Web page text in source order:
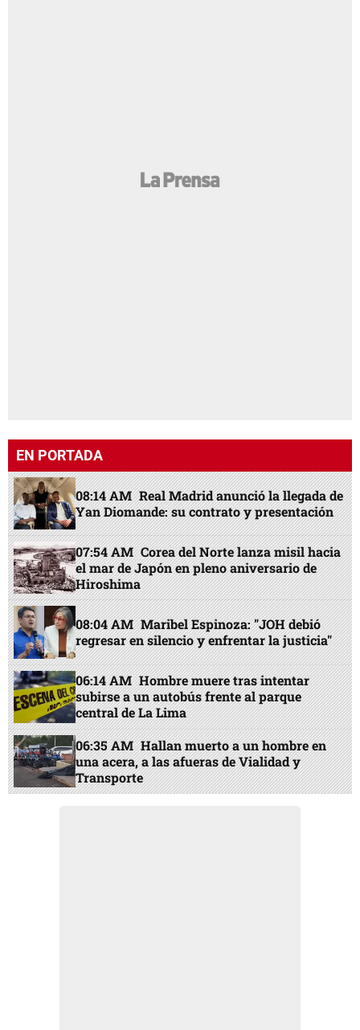
EN PORTADA
08:14 AM Real Madrid anunció la llegada de
Yan Diomande: su contrato y presentación
07:54 AM Corea del Norte lanza misil hacia
el mar de Japón en pleno aniversario de
Hiroshima
08:04 AM Maribel Espinoza: "JOH debió
regresar en silencio y enfrentar la justicia"
06:14 AM Hombre muere tras intentar
subirse a un autobús frente al parque
central de La Lima
06:35 AM Hallan muerto a un hombre en
una acera, a las afueras de Vialidad y
Transporte